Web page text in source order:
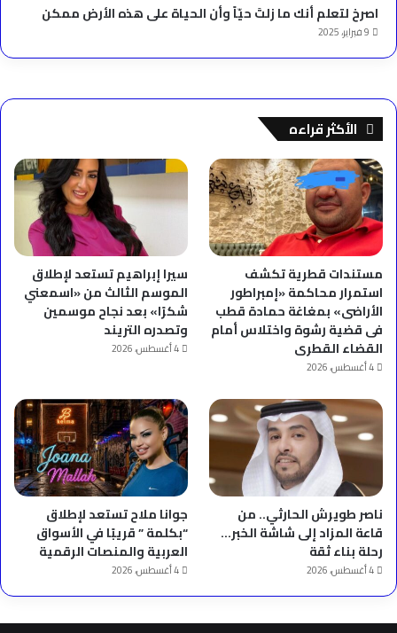
‫اصرخ لتعلم أنك ما زلتَ حيّاً وأن الحياة على هذه الأرض ممكن
9 فبراير، 2025
الأكثر قراءه
مستندات قطرية تكشف
استمرار محاكمة «إمبراطور
الأراضى» بمغاغة حمادة قطب
فى قضية رشوة واختلاس أمام
القضاء القطرى
4 أغسطس، 2026
سيرا إبراهيم تستعد لإطلاق
الموسم الثالث من «اسمعني
شكرًا» بعد نجاح موسمين
وتصدره التريند
4 أغسطس، 2026
ناصر طويرش الحارثي.. من
قاعة المزاد إلى شاشة الخبر…
رحلة بناء ثقة
4 أغسطس، 2026
جوانا ملاح تستعد لإطلاق
“بكلمة ” قريبًا في الأسواق
العربية والمنصات الرقمية
4 أغسطس، 2026